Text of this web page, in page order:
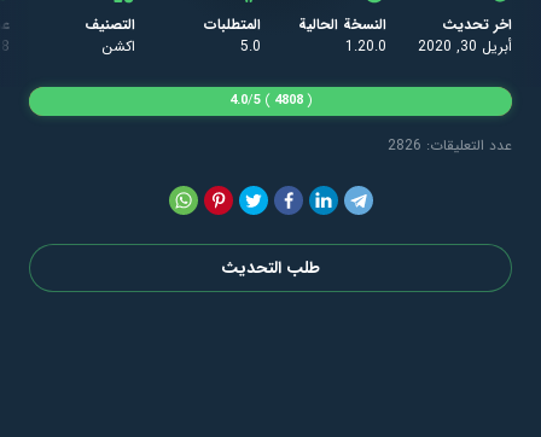
اخر تحديث
أبريل 30, 2020
النسخة الحالية
1.20.0
المتطلبات
5.0
التصنيف
اكشن
عدد التعليقات: 2826
(
4808
)
4.0/5
طلب التحديث